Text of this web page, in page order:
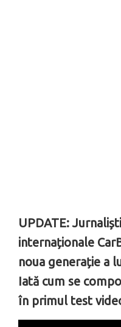
UPDATE:
internaționale
noua generație a
Iată cum se
în primul test